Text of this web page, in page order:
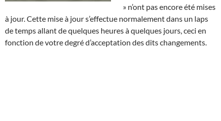
» n’ont pas encore été mises
à jour. Cette mise à jour s’effectue normalement dans un laps
de temps allant de quelques heures à quelques jours, ceci en
fonction de votre degré d’acceptation des dits changements.